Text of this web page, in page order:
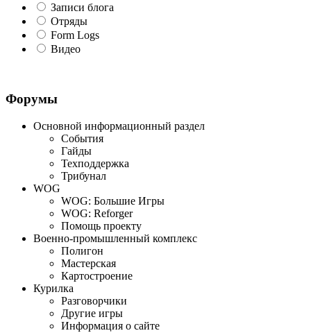
Записи блога
Отряды
Form Logs
Видео
Форумы
Основной информационный раздел
События
Гайды
Техподдержка
Трибунал
WOG
WOG: Большие Игры
WOG: Reforger
Помощь проекту
Военно-промышленный комплекс
Полигон
Мастерская
Картостроение
Курилка
Разговорчики
Другие игры
Информация о сайте